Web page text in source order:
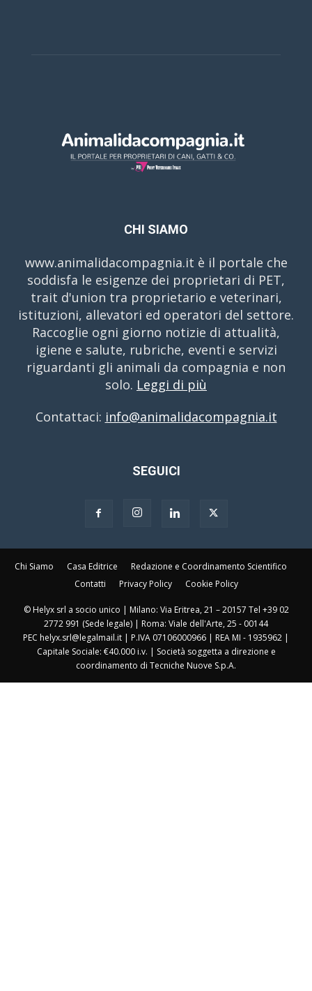
CHI SIAMO
www.animalidacompagnia.it è il portale che
soddisfa le esigenze dei proprietari di PET,
trait d'union tra proprietario e veterinari,
istituzioni, allevatori ed operatori del settore.
Raccoglie ogni giorno notizie di attualità,
igiene e salute, rubriche, eventi e servizi
riguardanti gli animali da compagnia e non
solo. Leggi di più
Contattaci: info@animalidacompagnia.it
SEGUICI
Chi Siamo Casa Editrice
Redazione e Coordinamento Scientifico
Contatti
Privacy Policy Cookie Policy
© Helyx srl a socio unico | Milano: Via Eritrea, 21 – 20157 Tel +39 02
2772 991 (Sede legale) | Roma: Viale dell'Arte, 25 - 00144
PEC helyx.srl@legalmail.it | P.IVA 07106000966 | REA MI - 1935962 |
Capitale Sociale: €40.000 i.v. | Società soggetta a direzione e
coordinamento di Tecniche Nuove S.p.A.